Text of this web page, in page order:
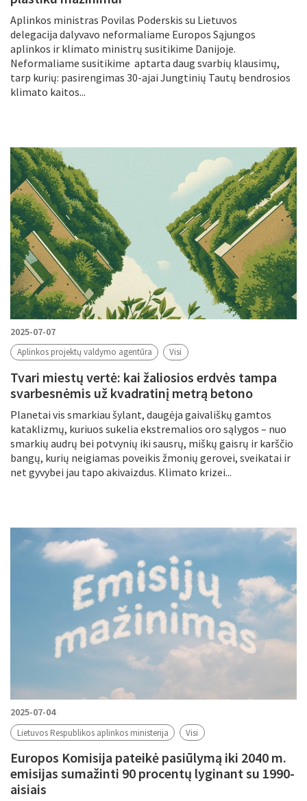
Aplinkos ministras Povilas Poderskis su Lietuvos
delegacija dalyvavo neformaliame Europos Sąjungos
aplinkos ir klimato ministrų susitikime Danijoje.
Neformaliame susitikime aptarta daug svarbių klausimų,
tarp kurių: pasirengimas 30-ajai Jungtinių Tautų bendrosios
klimato kaitos...
2025-07-07
Aplinkos projektų valdymo agentūra Visi
Tvari miestų vertė: kai žaliosios erdvės tampa
svarbesnėmis už kvadratinį metrą betono
Planetai vis smarkiau šylant, daugėja gaivališkų gamtos
kataklizmų, kuriuos sukelia ekstremalios oro sąlygos – nuo ​​
smarkių audrų bei potvynių iki sausrų, miškų gaisrų ir karščio
bangų, kurių neigiamas poveikis žmonių gerovei, sveikatai ir
net gyvybei jau tapo akivaizdus. Klimato krizei...
2025-07-04
Lietuvos Respublikos aplinkos ministerija Visi
Europos Komisija pateikė pasiūlymą iki 2040 m.
emisijas sumažinti 90 procentų lyginant su 1990-
aisiais